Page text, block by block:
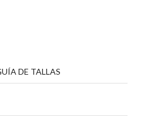
DE TALLAS